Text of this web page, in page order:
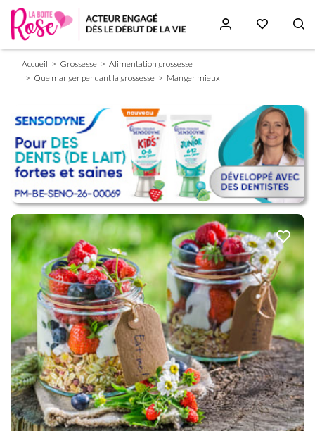
Fil
d'Ariane
Accueil Grossesse
Alimentation grossesse
Que manger pendant la grossesse
Manger mieux